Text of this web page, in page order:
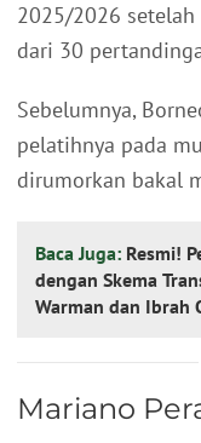
2025/2026
dari 30
Sebelumnya,
pelatihnya pada
dirumorkan bakal
Baca Juga: Resmi!
dengan Skema
Warman dan Ibrah
Mariano